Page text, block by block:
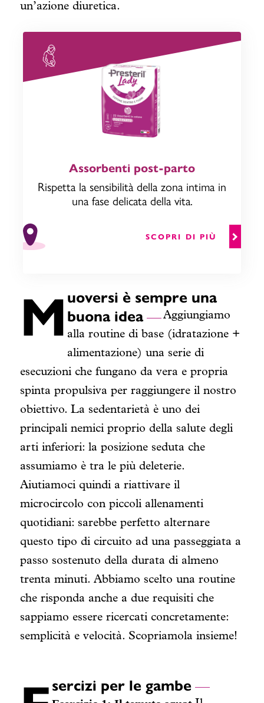
un’azione diuretica.
Assorbenti post-parto
Rispetta la sensibilità della zona intima in
una fase delicata della vita.
SCOPRI DI PIÙ
M uoversi è sempre una
buona idea
Aggiungiamo
alla routine di base (idratazione +
alimentazione) una serie di
esecuzioni che fungano da vera e propria
spinta propulsiva per raggiungere il nostro
obiettivo. La sedentarietà è uno dei
principali nemici proprio della salute degli
arti inferiori: la posizione seduta che
assumiamo è tra le più deleterie.
Aiutiamoci quindi a riattivare il
microcircolo con piccoli allenamenti
quotidiani: sarebbe perfetto alternare
questo tipo di circuito ad una passeggiata a
passo sostenuto della durata di almeno
trenta minuti. Abbiamo scelto una routine
che risponda anche a due requisiti che
sappiamo essere ricercati concretamente:
semplicità e velocità. Scopriamola insieme!
sercizi per le gambe